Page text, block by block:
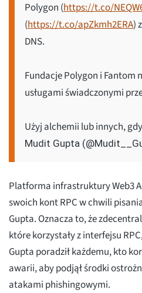
Polygon (https://t.co/
(https://t.co/apZkmh2ERA)
DNS.
Fundacje Polygon i Fantom
usługami świadczonymi
Użyj alchemii lub innych,
Mudit Gupta
Platforma infrastruktury Web3
swoich kont RPC w chwili
Gupta. Oznacza to, że
które korzystały z interfejsu
Gupta poradził każdemu, kto
awarii, aby podjął środki
atakami phishingowymi.